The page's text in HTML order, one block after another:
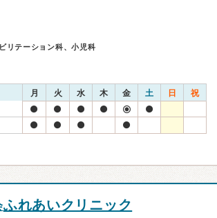
リテーション科、小児科
月 火 水 木 金 土 日 祝
ふれあいクリニック